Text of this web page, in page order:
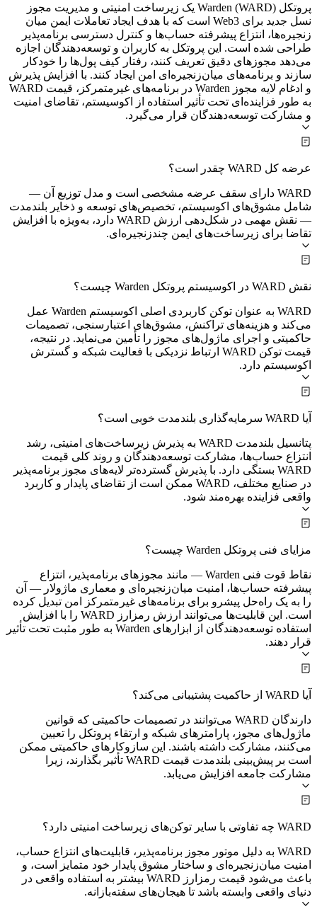
پروتکل Warden (WARD) یک زیرساخت امنیتی و مدیریت مجوز
نسل جدید برای Web3 است که با هدف ایجاد تعاملات ایمن میان
زنجیره‌ها، انتزاع پیشرفته حساب‌ها و کنترل دسترسی برنامه‌پذیر
طراحی شده است. این پروتکل به کاربران و توسعه‌دهندگان اجازه
می‌دهد مجوزهای دقیق تعریف کنند، رفتار کیف پول‌ها را خودکار
سازند و برنامه‌های میان‌زنجیره‌ای امن ایجاد کنند. با افزایش پذیرش
و ادغام لایه مجوز Warden در برنامه‌های غیرمتمرکز، قیمت WARD
به طور فزاینده‌ای تحت تأثیر استفاده از اکوسیستم، تقاضای امنیت
و مشارکت توسعه‌دهندگان قرار می‌گیرد.
عرضه کل WARD چقدر است؟
WARD دارای سقف عرضه مشخصی است و مدل توزیع آن —
شامل مشوق‌های اکوسیستم، تخصیص‌های توسعه و ذخایر بلندمدت
— نقش مهمی در شکل‌دهی ارزش WARD دارد، به‌ویژه با افزایش
تقاضا برای زیرساخت‌های ایمن چندزنجیره‌ای.
نقش WARD در اکوسیستم پروتکل Warden چیست؟
WARD به عنوان توکن کاربردی اصلی اکوسیستم Warden عمل
می‌کند و هزینه‌های تراکنش، مشوق‌های اعتبارسنجی، تصمیمات
حاکمیتی و اجرای ماژول‌های مجوز را تأمین می‌نماید. در نتیجه،
قیمت توکن WARD ارتباط نزدیکی با فعالیت شبکه و گسترش
اکوسیستم دارد.
آیا WARD سرمایه‌گذاری بلندمدت خوبی است؟
پتانسیل بلندمدت WARD به پذیرش زیرساخت‌های امنیتی، رشد
انتزاع حساب‌ها، مشارکت توسعه‌دهندگان و روند کلی قیمت
WARD بستگی دارد. با پذیرش گسترده‌تر لایه‌های مجوز برنامه‌پذیر
در صنایع مختلف، WARD ممکن است از تقاضای پایدار و کاربرد
واقعی فزاینده بهره‌مند شود.
مزایای فنی پروتکل Warden چیست؟
نقاط قوت فنی Warden — مانند مجوزهای برنامه‌پذیر، انتزاع
پیشرفته حساب‌ها، امنیت میان‌زنجیره‌ای و معماری ماژولار — آن
را به یک راه‌حل پیشرو برای برنامه‌های غیرمتمرکز امن تبدیل کرده
است. این قابلیت‌ها می‌توانند ارزش رمزارز WARD را با افزایش
استفاده توسعه‌دهندگان از ابزارهای Warden به طور مثبت تحت تأثیر
قرار دهند.
آیا WARD از حاکمیت پشتیبانی می‌کند؟
دارندگان WARD می‌توانند در تصمیمات حاکمیتی که قوانین
ماژول‌های مجوز، پارامترهای شبکه و ارتقاء پروتکل را تعیین
می‌کنند، مشارکت داشته باشند. این سازوکارهای حاکمیتی ممکن
است بر پیش‌بینی بلندمدت قیمت WARD تأثیر بگذارند، زیرا
مشارکت جامعه افزایش می‌یابد.
WARD چه تفاوتی با سایر توکن‌های زیرساخت امنیتی دارد؟
WARD به دلیل موتور مجوز برنامه‌پذیر، قابلیت‌های انتزاع حساب،
امنیت میان‌زنجیره‌ای و ساختار مشوق پایدار خود متمایز است، و
باعث می‌شود قیمت رمزارز WARD بیشتر به استفاده واقعی در
دنیای واقعی وابسته باشد تا هیجان‌های سفته‌بازانه.